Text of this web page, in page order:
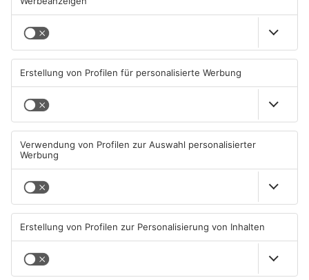
06.08.2026, 11:39 UHR IN KREIS
ASCHAFFENBURG
06.08.2026, 05:30 UHR IN KREIS
zwischen Hösbach und
Stockstadt
ASCHAFFENBURG
Wenigumstadt feiert das
Stöffche